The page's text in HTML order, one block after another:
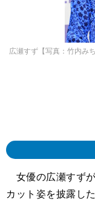
広瀬すず【写真：竹内み
女優の広瀬すず
カット姿を披露した